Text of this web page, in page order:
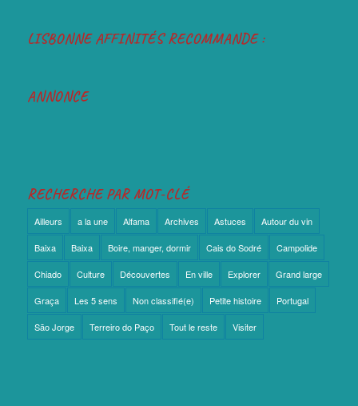
LISBONNE AFFINITÉS RECOMMANDE :
ANNONCE
RECHERCHE PAR MOT-CLÉ
Ailleurs a la une Alfama Archives Astuces Autour du vin
Baixa Baixa Boire, manger, dormir Cais do Sodré Campolide
Chiado Culture Découvertes En ville Explorer Grand large
Graça Les 5 sens Non classifié(e) Petite histoire Portugal
São Jorge Terreiro do Paço Tout le reste Visiter